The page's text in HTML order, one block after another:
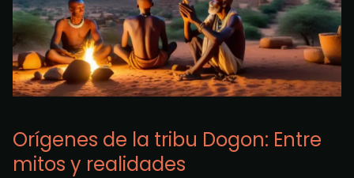
Orígenes de la tribu Dogon: Entre
mitos y realidades